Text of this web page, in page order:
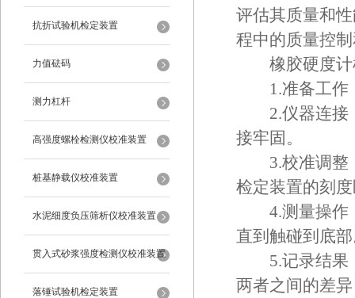
抗折试验机检定装置
力值砝码
测力杠杆
高强度螺栓检测仪校准装置
桩基静载仪校准装置
水泥细度负压筛析仪校准装置
贯入式砂浆强度检测仪校准装置
落锤试验机检定装置
评估其质量和
程中的质量控
橡胶硬度计
1.准备工作：
2.仪器连接：
接牢固。
3.校准调整：
检定装置的刻
4.测量操作：
直到触碰到底
5.记录结果：
两者之间的差